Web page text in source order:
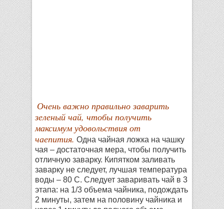
Очень важно правильно заварить
зеленый чай, чтобы получить
максимум удовольствия от
чаепития. Одна чайная ложка на чашку
чая – достаточная мера, чтобы получить
отличную заварку. Кипятком заливать
заварку не следует, лучшая температура
воды – 80 С. Следует заваривать чай в 3
этапа: на 1/3 объема чайника, подождать
2 минуты, затем на половину чайника и